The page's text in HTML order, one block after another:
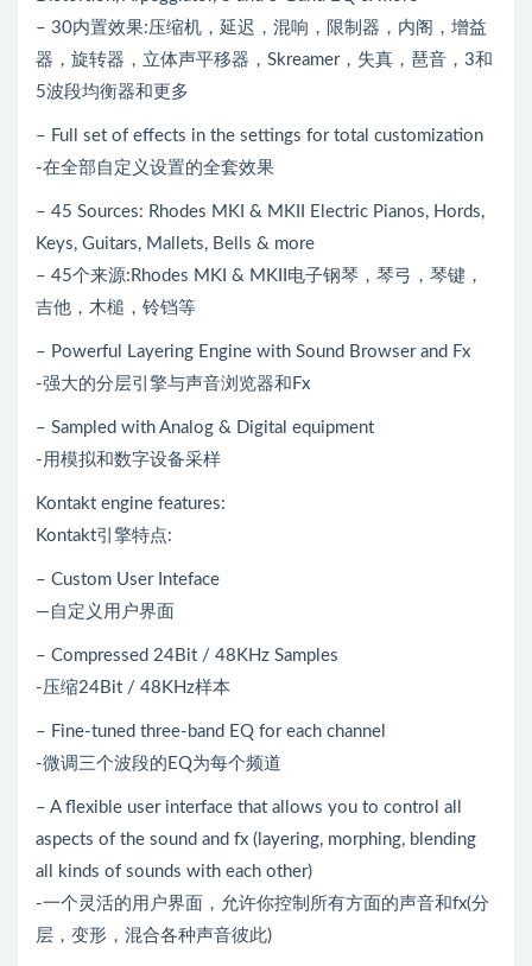
– 30内置效果:压缩机，延迟，混响，限制器，内阁，增益
器，旋转器，立体声平移器，Skreamer，失真，琶音，3和
5波段均衡器和更多
– Full set of effects in the settings for total customization
-在全部自定义设置的全套效果
– 45 Sources: Rhodes MKI & MKII Electric Pianos, Hords,
Keys, Guitars, Mallets, Bells & more
– 45个来源:Rhodes MKI & MKII电子钢琴，琴弓，琴键，
吉他，木槌，铃铛等
– Powerful Layering Engine with Sound Browser and Fx
-强大的分层引擎与声音浏览器和Fx
– Sampled with Analog & Digital equipment
-用模拟和数字设备采样
Kontakt engine features:
Kontakt引擎特点:
– Custom User Inteface
—自定义用户界面
– Compressed 24Bit / 48KHz Samples
-压缩24Bit / 48KHz样本
– Fine-tuned three-band EQ for each channel
-微调三个波段的EQ为每个频道
– A flexible user interface that allows you to control all
aspects of the sound and fx (layering, morphing, blending
all kinds of sounds with each other)
-一个灵活的用户界面，允许你控制所有方面的声音和fx(分
层，变形，混合各种声音彼此)